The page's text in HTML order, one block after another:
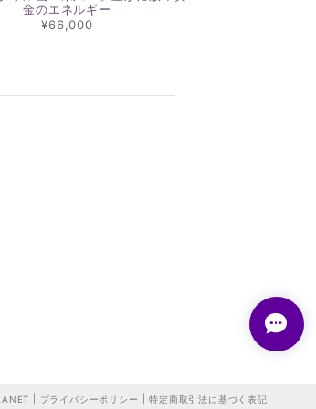
金のエネルギー
¥66,000
| プライバシーポリシー |特定商取引法に基づく表記